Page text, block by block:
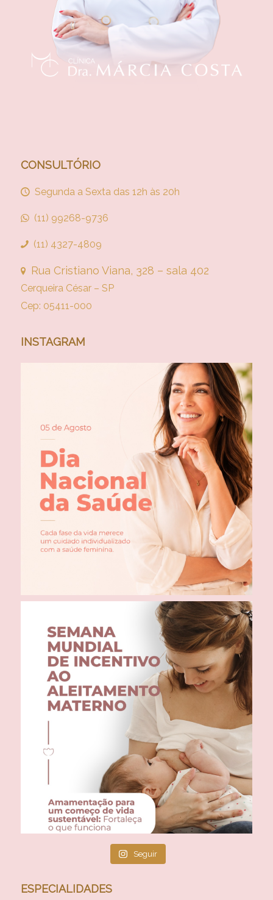
CONSULTÓRIO
Segunda a Sexta das 12h às 20h
(11) 99268-9736
(11) 4327-4809
Rua Cristiano Viana, 328 – sala 402
Cerqueira César – SP
Cep: 05411-000
INSTAGRAM
Seguir
ESPECIALIDADES